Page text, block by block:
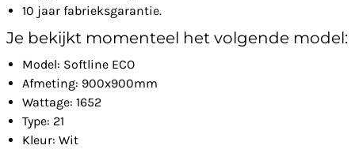
10 jaar fabrieksgarantie.
Je bekijkt momenteel het volgende model:
Model: Softline ECO
Afmeting: 900x900mm
Wattage: 1652
Type: 21
Kleur: Wit